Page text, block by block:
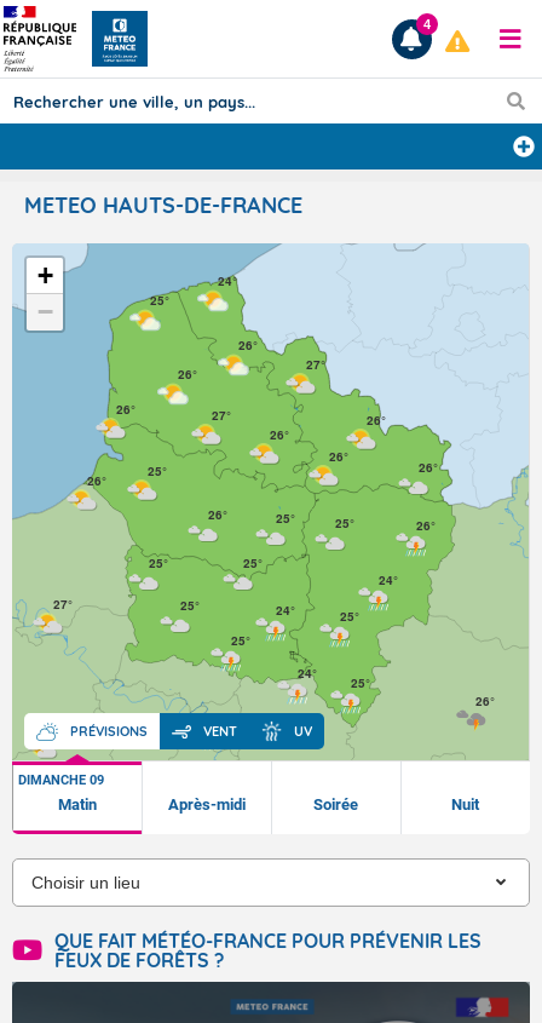
Prévisions
TOUS LES RÉSULTATS
Articles
4
METEO HAUTS-DE-FRANCE
PRÉVISIONS VENT UV
25°
26°
26°
26°
25°
26°
25°
26°
26°
25°
24°
25°
24°
25°
25°
26°
26°
24°
26°
27°
25°
26°
24°
27°
27°
25°
25°
26°
26°
+
−
DIMANCHE 09
Matin Après-midi Soirée Nuit
QUE FAIT MÉTÉO-FRANCE POUR PRÉVENIR LES
FEUX DE FORÊTS ?